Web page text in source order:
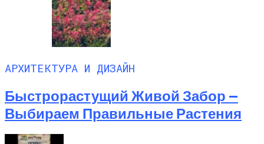
АРХИТЕКТУРА И ДИЗАЙН
Быстрорастущий Живой Забор —
Выбираем Правильные Растения